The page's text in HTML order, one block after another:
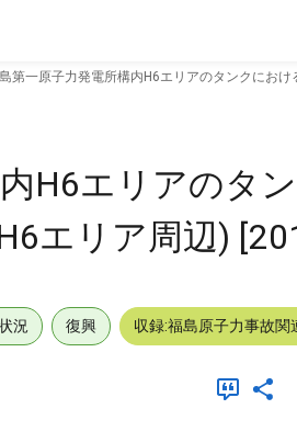
第一原子力発電所構内H6エリアのタンクにお
H6エリアのタ
エリア周辺)
況 復興 収録:福島原子力事故